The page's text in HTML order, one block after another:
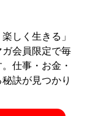
しく生きる」
会員限定で毎
仕事・お金・
訣が見つかり